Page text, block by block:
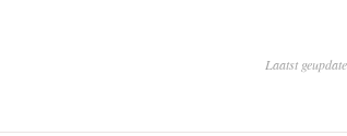
Laatst